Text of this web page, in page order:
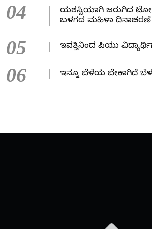
04
ಯಶಸ್ವಿಯಾಗಿ ಜರುಗಿದ
ಬಳಗದ ಮಹಿಳಾ ದಿನಾಚರಣೆ
05 ಇವತ್ತಿನಿಂದ ಪಿಯು
06 ಇನ್ನೂ ಬೆಳೆಯ ಬೇಕಾಗಿದೆ